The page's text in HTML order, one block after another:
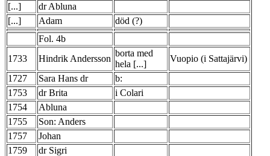
[...]
dr Abluna
[...]
Adam
död (?)
Fol. 4b
1733
Hindrik Andersson
borta med
hela [...]
Vuopio (i Sattajärvi)
1727
Sara Hans dr
b:
1753
dr Brita
i Colari
1754
Abluna
1755
Son: Anders
1757
Johan
1759
dr Sigri